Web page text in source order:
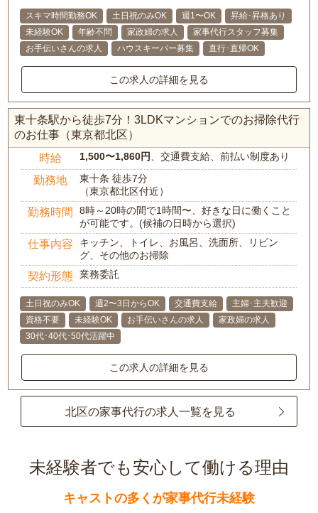
スキマ時間勤務OK 土日祝のみOK 週1〜OK
昇給･昇格あり
未経験OK
年齢不問 家政婦の求人
家事代行スタッフ募集
お手伝いさんの求人
ハウスキーパー募集 直行･直帰OK
この求人の詳細を見る
東十条駅から徒歩7分！3LDKマンションでのお掃除代行
のお仕事（東京都北区）
時給 1,500〜1,860円 、交通費支給、前払い制度あり
勤務地
東十条 徒歩7分
（東京都北区付近）
勤務時間
8時～20時の間で1時間〜、好きな日に働くこと
が可能です。(候補の日時から選択)
仕事内容
キッチン、トイレ、お風呂、洗面所、リビン
グ、その他のお掃除
契約形態 業務委託
土日祝のみOK 週2〜3日からOK 交通費支給
主婦･主夫歓迎
資格不要
未経験OK お手伝いさんの求人
家政婦の求人
30代･40代･50代活躍中
この求人の詳細を見る
北区の家事代行の求人一覧を見る
未経験者でも安心して働ける理由
キャストの多くが家事代行未経験